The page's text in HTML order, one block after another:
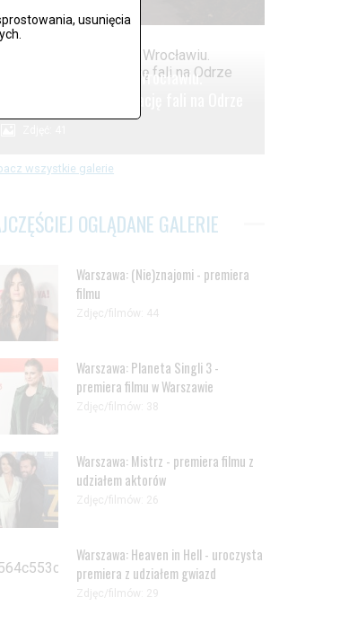
usunięcia
Alarm powodziowy we Wrocławiu.
wszystkie galerie
OGLĄDANE GALERIE
Warszawa: (Nie)znajomi - premiera
filmu
Zdjęc/filmów: 44
Warszawa: Planeta Singli 3 -
premiera filmu w Warszawie
Zdjęc/filmów: 38
Warszawa: Mistrz - premiera filmu z
udziałem aktorów
Zdjęc/filmów: 26
Warszawa: Heaven in Hell - uroczysta
premiera z udziałem gwiazd
Zdjęc/filmów: 29